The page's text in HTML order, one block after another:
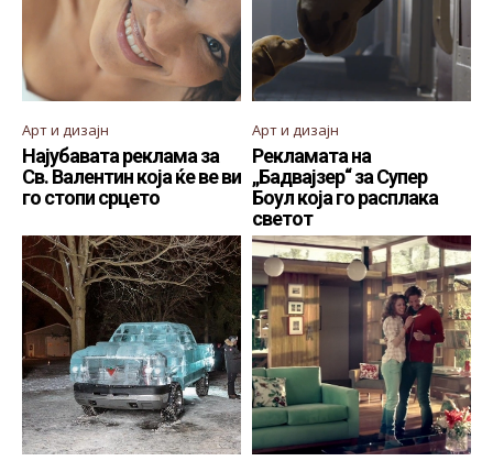
Арт и дизајн
Најубавата реклама за
Св. Валентин која ќе ве ви
го стопи срцето
Арт и дизајн
Рекламата на
„Бадвајзер“ за Супер
Боул која го расплака
светот